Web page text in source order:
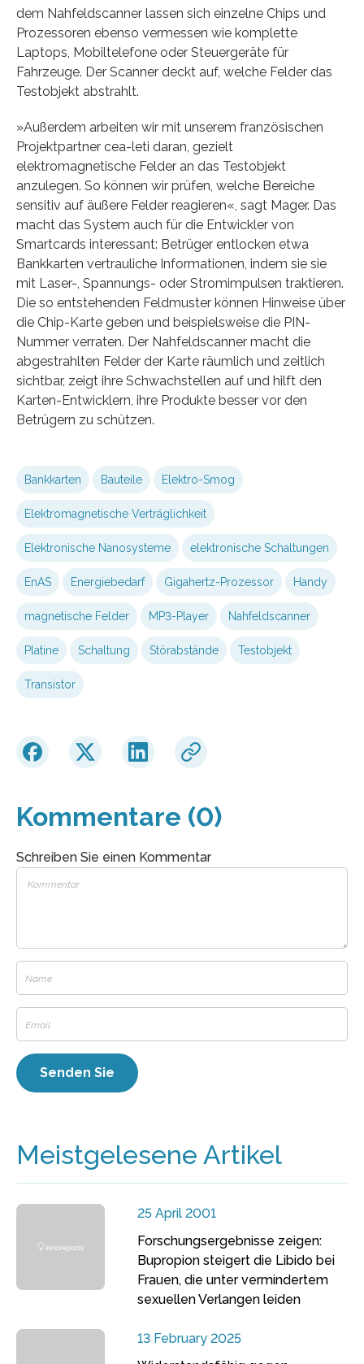
dem Nahfeldscanner lassen sich einzelne Chips und
Prozessoren ebenso vermessen wie komplette
Laptops, Mobiltelefone oder Steuergeräte für
Fahrzeuge. Der Scanner deckt auf, welche Felder das
Testobjekt abstrahlt.
»Außerdem arbeiten wir mit unserem französischen
Projektpartner cea-leti daran, gezielt
elektromagnetische Felder an das Testobjekt
anzulegen. So können wir prüfen, welche Bereiche
sensitiv auf äußere Felder reagieren«, sagt Mager. Das
macht das System auch für die Entwickler von
Smartcards interessant: Betrüger entlocken etwa
Bankkarten vertrauliche Informationen, indem sie sie
mit Laser-, Spannungs- oder Stromimpulsen traktieren.
Die so entstehenden Feldmuster können Hinweise über
die Chip-Karte geben und beispielsweise die PIN-
Nummer verraten. Der Nahfeldscanner macht die
abgestrahlten Felder der Karte räumlich und zeitlich
sichtbar, zeigt ihre Schwachstellen auf und hilft den
Karten-Entwicklern, ihre Produkte besser vor den
Betrügern zu schützen.
Bankkarten Bauteile Elektro-Smog
Elektromagnetische Verträglichkeit
Elektronische Nanosysteme elektronische Schaltungen
EnAS Energiebedarf Gigahertz-Prozessor Handy
magnetische Felder MP3-Player Nahfeldscanner
Platine Schaltung Störabstände Testobjekt
Transistor
Kommentare (0)
Schreiben Sie einen Kommentar
Meistgelesene Artikel
25 April 2001
Forschungsergebnisse zeigen:
Bupropion steigert die Libido bei
Frauen, die unter vermindertem
sexuellen Verlangen leiden
13 February 2025